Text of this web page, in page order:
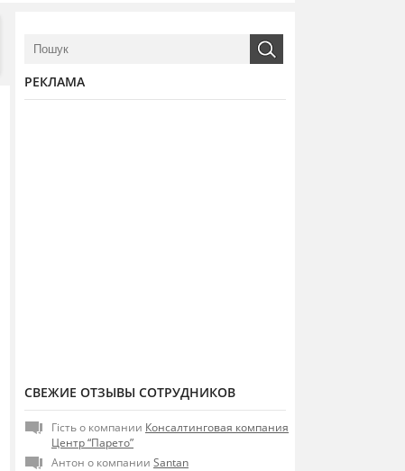
РЕКЛАМА
СВЕЖИЕ ОТЗЫВЫ СОТРУДНИКОВ
Гість о компании Консалтинговая компания
Центр “Парето”
Антон о компании Santan